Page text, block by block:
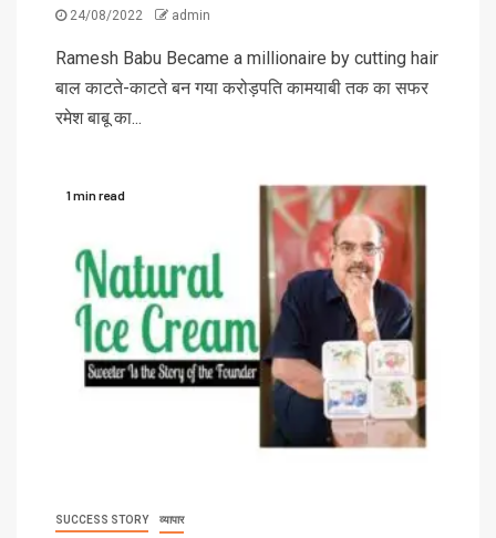
24/08/2022 admin
Ramesh Babu Became a millionaire by cutting hair
बाल काटते-काटते बन गया करोड़पति कामयाबी तक का सफर
रमेश बाबू का...
1 min read
SUCCESS STORY व्यापार